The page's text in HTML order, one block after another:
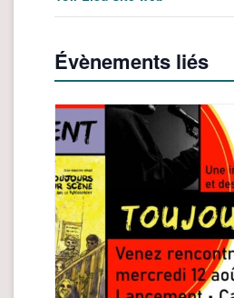
Évènements liés